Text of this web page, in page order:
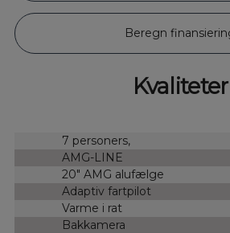
Beregn
Kvaliteter
7 personers,
AMG-LINE
20" AMG alufælge
Adaptiv fartpilot
Varme i rat
Bakkamera